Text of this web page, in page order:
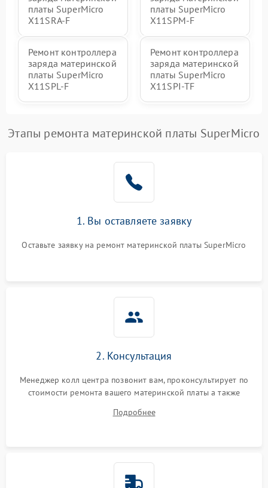
платы SuperMicro
X11SRA-F
платы SuperMicro
X11SPM-F
Ремонт контроллера
заряда материнской
платы SuperMicro
X11SPL-F
Ремонт контроллера
заряда материнской
платы SuperMicro
X11SPI-TF
Этапы ремонта материнской платы SuperMicro
1. Вы оставляете заявку
Оставьте заявку на ремонт материнской платы SuperMicro
2. Консультация
Менеджер колл центра позвонит вам, проконсультирует по
стоимости ремонта вашего материнской платы а также
Подробнее